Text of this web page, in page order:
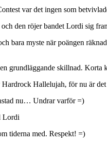
var det ingen som
den röjer bandet Lordi sig
bara myste när poängen
grundläggande skillnad. Korta
Hallelujah, för nu är
nu… Undrar varför =)
Lordi
tiderna med. Respekt! =)